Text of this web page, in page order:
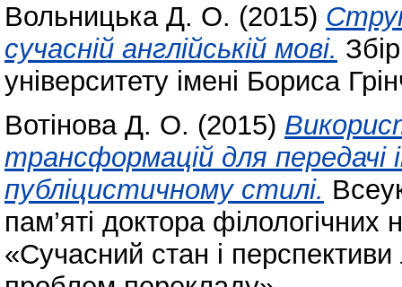
Вольницька Д. О. (2015)
сучасній англійській мові.
університету імені Бориса
Вотінова Д. О. (2015)
трансформацій для
публіцистичному стилі.
пам’яті доктора
«Сучасний стан і перспективи